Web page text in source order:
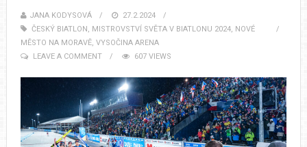
JANA KODYSOVÁ
27.2.2024
ČESKÝ BIATLON, MISTROVSTVÍ SVĚTA V BIATLONU 2024, NOVÉ
MĚSTO NA MORAVĚ, VYSOČINA ARENA
LEAVE A COMMENT
607 VIEWS